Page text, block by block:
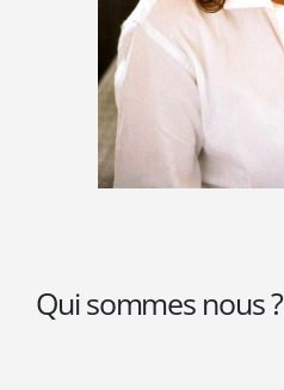
Qui sommes nous ?